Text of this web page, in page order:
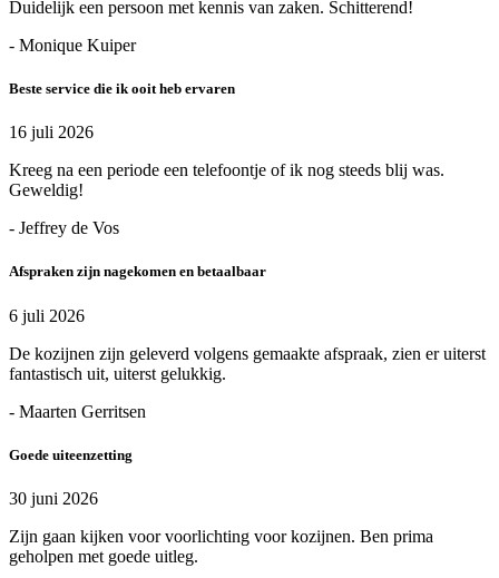
Duidelijk een persoon met kennis van zaken. Schitterend!
- Monique Kuiper
Beste service die ik ooit heb ervaren
16 juli 2026
Kreeg na een periode een telefoontje of ik nog steeds blij was.
Geweldig!
- Jeffrey de Vos
Afspraken zijn nagekomen en betaalbaar
6 juli 2026
De kozijnen zijn geleverd volgens gemaakte afspraak, zien er uiterst
fantastisch uit, uiterst gelukkig.
- Maarten Gerritsen
Goede uiteenzetting
30 juni 2026
Zijn gaan kijken voor voorlichting voor kozijnen. Ben prima
geholpen met goede uitleg.